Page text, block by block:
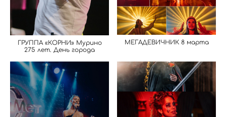
ГРУППА «КОРНИ» Мурино
275 лет. День города
МЕГАДЕВИЧНИК 8 марта